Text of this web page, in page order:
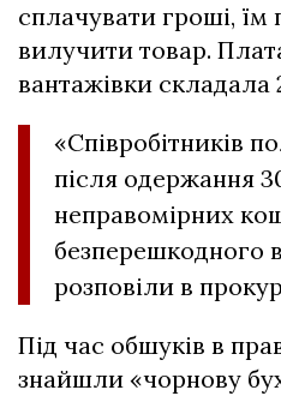
сплачувати гроші,
вилучити товар.
вантажівки складала
«Співробітників
після одержання
неправомірних
безперешкодного
розповіли в
Під час обшуків в
знайшли «чорнову